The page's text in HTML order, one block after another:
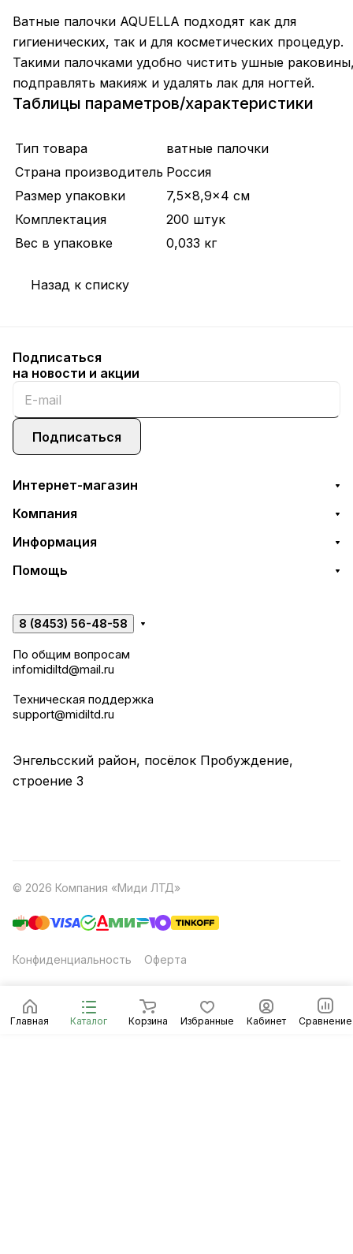
Ватные палочки AQUELLA подходят как для
гигиенических, так и для косметических процедур.
Такими палочками удобно чистить ушные
подправлять макияж и удалять лак для ногтей.
Таблицы параметров/характеристики
Тип товара
ватные палочки
Страна производитель Россия
Размер упаковки
7,5x8,9x4 см
Комплектация
200 штук
Вес в упаковке
0,033 кг
Назад к списку
Главная Каталог Корзина Избранные Кабинет Сравнение
Подписаться
на новости и акции
Подписаться
Интернет-магазин
Компания
Информация
Помощь
8 (8453) 56-48-58
По общим вопросам
infomidiltd@mail.ru
Техническая поддержка
support@midiltd.ru
Энгельсский район, посёлок Пробуждение,
строение 3
© 2026 Компания «Миди ЛТД»
Конфиденциальность Оферта